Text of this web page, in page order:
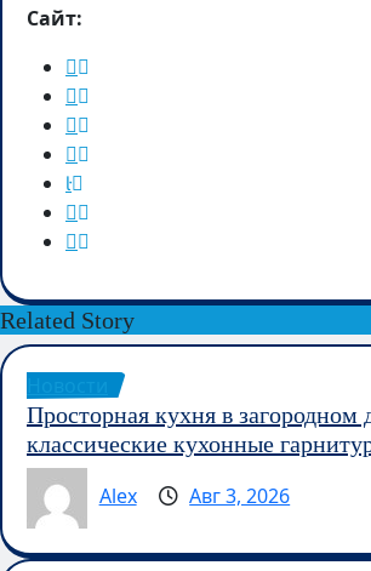
Сайт:
Related Story
Просторная кухня в
классические кухонные
Alex
Авг 3, 2026